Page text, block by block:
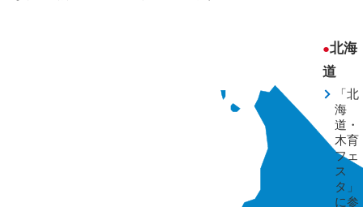
●北海
道
「北
海
道・
木育
フェ
ス
タ」
に参